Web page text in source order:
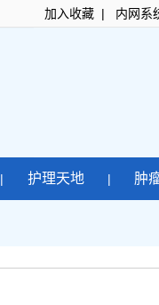
加入收藏 | 内网系
| 护理天地 | 肿